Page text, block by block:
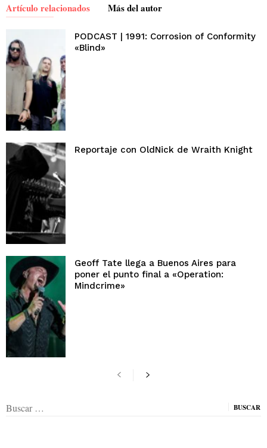
Artículo relacionados Más del autor
PODCAST | 1991: Corrosion of Conformity
«Blind»
Reportaje con OldNick de Wraith Knight
Geoff Tate llega a Buenos Aires para
poner el punto final a «Operation:
Mindcrime»
Buscar: